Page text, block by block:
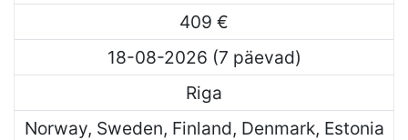
409 €
18-08-2026 (7 päevad)
Riga
Norway, Sweden, Finland, Denmark, Estonia